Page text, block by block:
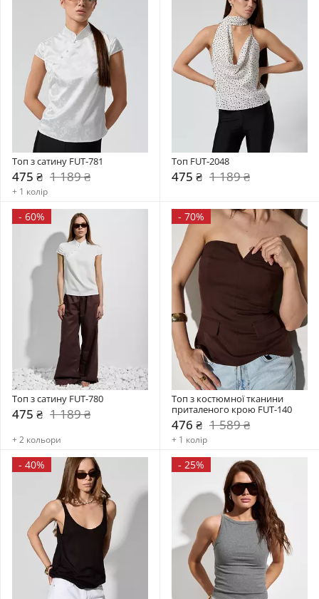
Топ з сатину FUT-781
475 ₴ 1 189 ₴
+ 1 колір
Топ FUT-2048
475 ₴ 1 189 ₴
- 60%
Топ з сатину FUT-780
475 ₴ 1 189 ₴
+ 2 кольори
- 70%
Топ з костюмної тканини
приталеного крою FUT-140
476 ₴ 1 589 ₴
+ 1 колір
- 40% - 25%